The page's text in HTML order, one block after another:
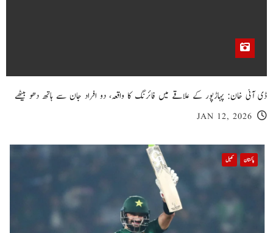
ڈی آئی خان: پہاڑپور کے علاقے میں فائرنگ کا واقعہ، دو افراد جان سے ہاتھ دھو بیٹھے
JAN 12, 2026
پاکستان کھیل